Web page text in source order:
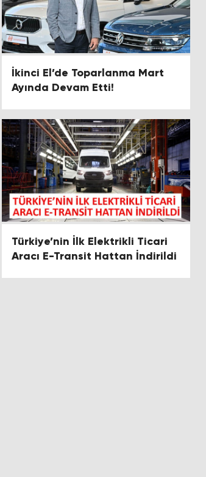
İkinci El’de Toparlanma Mart
Ayında Devam Etti!
Türkiye’nin İlk Elektrikli Ticari
Aracı E-Transit Hattan İndirildi